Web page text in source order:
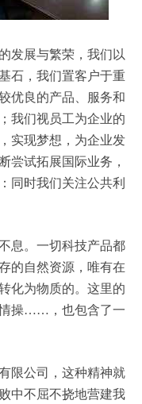
发展与繁荣，我们以
石，我们置客户于重
优良的产品、服务和
我们视员工为企业的
实现梦想，为企业发
尝试拓展国际业务，
同时我们关注公共利
息。一切科技产品都
的自然资源，唯有在
化为物质的。这里的
情操……，也包含了一
限公司，这种精神就
中不屈不挠地营建我